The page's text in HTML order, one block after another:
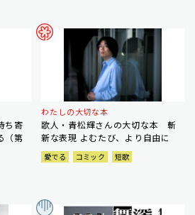
ち寄
（第
わたしの大切な本
歌人・青松輝さんの大切な本 斬
新な表現 よむたび、より自由に
愛でる コミック 短歌